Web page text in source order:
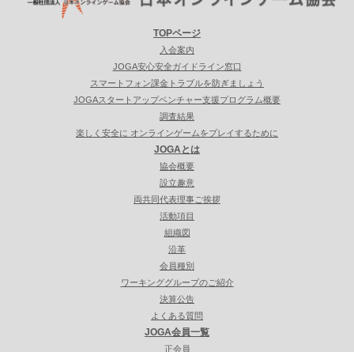
TOPページ
入会案内
JOGA安心安全ガイドライン窓口
スマートフォン課金トラブルを防ぎましょう
JOGAスタートアップベンチャー支援プログラム概要
調査結果
楽しく安全に オンラインゲームをプレイするために
JOGAとは
協会概要
設立趣意
両共同代表理事ご挨拶
活動項目
組織図
沿革
会員種別
ワーキンググループのご紹介
決算公告
よくある質問
JOGA会員一覧
正会員